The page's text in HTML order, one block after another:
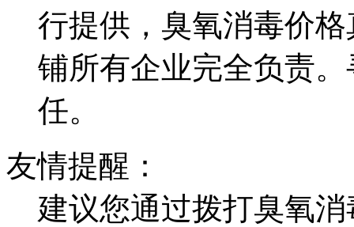
行提供，臭氧消毒价
铺所有企业完全负责
任。
友情提醒：
建议您通过拨打臭氧